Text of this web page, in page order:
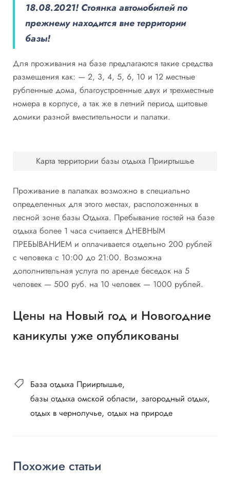
18.08.2021! Стоянка автомобилей по
прежнему находится вне территории
базы!
Для проживания на базе предлагаются такие средства
размещения как: — 2, 3, 4, 5, 6, 10 и 12 местные
рубленные дома, благоустроенные двух и трехместные
номера в корпусе, а так же в летний период щитовые
домики разной вместительности и палатки.
Карта территории базы отдыха Прииртышье
Проживание в палатках возможно в специально
определенных для этого местах, расположенных в
лесной зоне базы Отдыха. Пребывание гостей на базе
отдыха более 1 часа считается ДНЕВНЫМ
ПРЕБЫВАНИЕМ и оплачивается отдельно 200 рублей
с человека с 10:00 до 21:00. Возможна
дополнительная услуга по аренде беседок на 5
человек — 500 руб. на 10 человек — 1000 рублей.
Цены на Новый год и Новогодние
каникулы уже опубликованы
База отдыха Прииртышье
базы отдыха омской области загородный отдых
отдых в чернолучье отдых на природе
Похожие статьи